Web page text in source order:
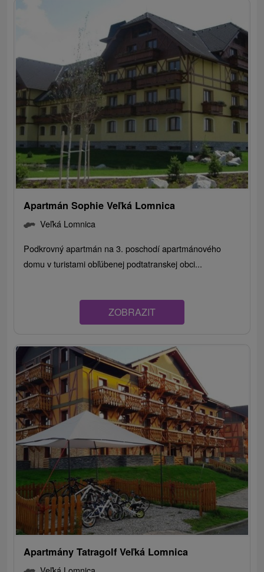
Apartmán Sophie Veľká Lomnica
Veľká Lomnica
Podkrovný apartmán na 3. poschodí apartmánového
domu v turistami obľúbenej podtatranskej obci...
ZOBRAZIT
Apartmány Tatragolf Veľká Lomnica